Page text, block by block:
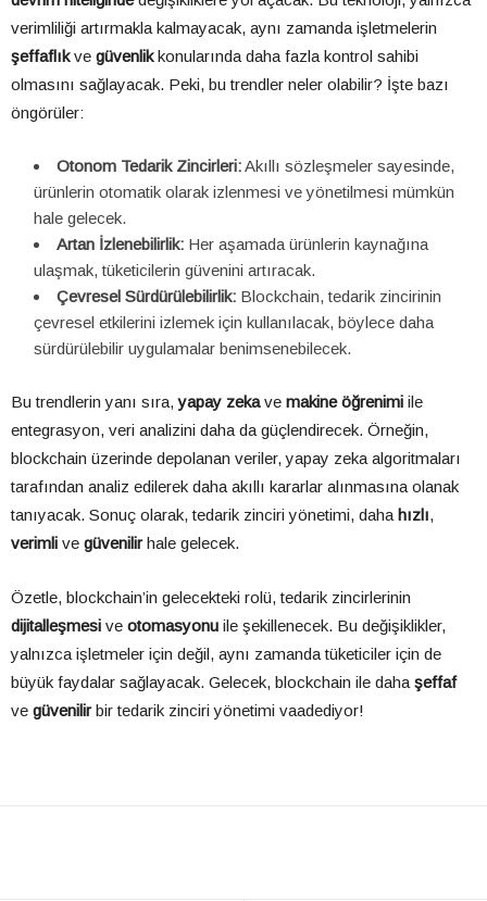
verimliliği artırmakla kalmayacak, aynı zamanda işletmelerin
şeffaflıkve güvenlikkonularında daha fazla kontrol sahibi
olmasını sağlayacak. Peki, bu trendler neler olabilir? İşte bazı
öngörüler:
Otonom Tedarik Zincirleri:Akıllı sözleşmeler sayesinde,
ürünlerin otomatik olarak izlenmesi ve yönetilmesi mümkün
hale gelecek.
Artan İzlenebilirlik: Her aşamada ürünlerin kaynağına
ulaşmak, tüketicilerin güvenini artıracak.
Çevresel Sürdürülebilirlik: Blockchain, tedarik zincirinin
çevresel etkilerini izlemek için kullanılacak, böylece daha
sürdürülebilir uygulamalar benimsenebilecek.
Bu trendlerin yanı sıra,yapay zekave makine öğrenimi ile
entegrasyon, veri analizini daha da güçlendirecek. Örneğin,
blockchain üzerinde depolanan veriler, yapay zeka algoritmaları
tarafından analiz edilerek daha akıllı kararlar alınmasına olanak
tanıyacak. Sonuç olarak, tedarik zinciri yönetimi, daha hızlı,
verimli ve güvenilirhale gelecek.
Özetle, blockchain’in gelecekteki rolü, tedarik zincirlerinin
dijitalleşmesi ve otomasyonu ile şekillenecek. Bu değişiklikler,
yalnızca işletmeler için değil, aynı zamanda tüketiciler için de
büyük faydalar sağlayacak. Gelecek, blockchain ile dahaşeffaf
ve güvenilirbir tedarik zinciri yönetimi vaadediyor!